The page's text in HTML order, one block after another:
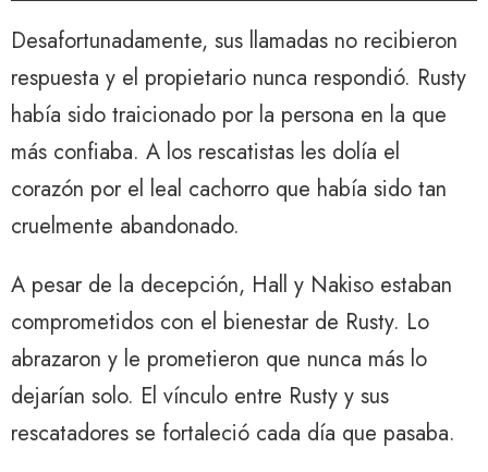
Desafortunadamente, sus llamadas no recibieron
respuesta y el propietario nunca respondió. Rusty
había sido traicionado por la persona en la que
más confiaba. A los rescatistas les dolía el
corazón por el leal cachorro que había sido tan
cruelmente abandonado.
A pesar de la decepción, Hall y Nakiso estaban
comprometidos con el bienestar de Rusty. Lo
abrazaron y le prometieron que nunca más lo
dejarían solo. El vínculo entre Rusty y sus
rescatadores se fortaleció cada día que pasaba.